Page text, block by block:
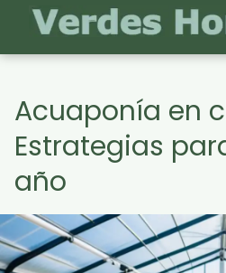
Acuaponía en
Estrategias
año